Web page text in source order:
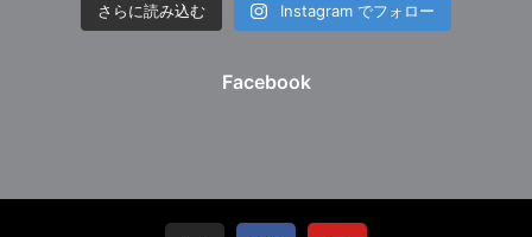
さらに読み込む Instagram でフォロー
Facebook